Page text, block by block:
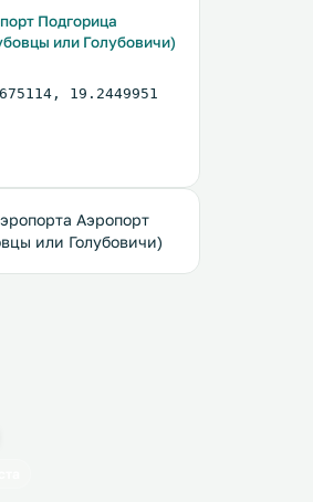
Подгорица
или Голубовичи)
, 19.2449951